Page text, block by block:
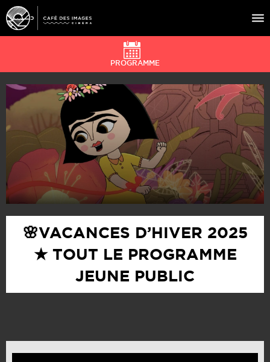
À L’AFFICHE
ÉVÉNEMENTS
CAFÉ DU CINÉ
PRATIQUE
ÉDUCATION AUX IMAGES
PROGRAMME
🌸VACANCES D’HIVER 2025
★ TOUT LE PROGRAMME
JEUNE PUBLIC